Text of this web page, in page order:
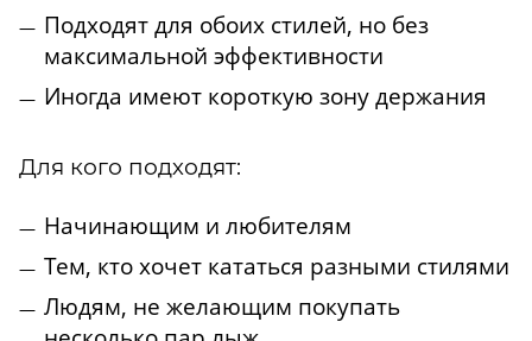
Подходят для обоих стилей, но без
максимальной эффективности
Иногда имеют короткую зону держания
Для кого подходят:
Начинающим и любителям
Тем, кто хочет кататься разными стилями
Людям, не желающим покупать